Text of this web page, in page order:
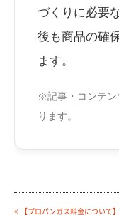
づくりに必要
後も商品の確
ます。
※記事・コンテン
ります。
« 【プロパンガス料金について】